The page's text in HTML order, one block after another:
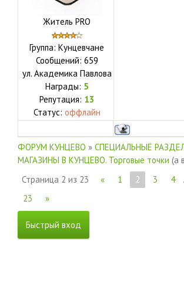
Житель PRO
Группа: Кунцевчане
Сообщений: 659
ул. Академика Павлова
Награды: 5
Репутация: 13
Статус: оффлайн
ФОРУМ КУНЦЕВО » СПЕЦИАЛЬНЫЕ
МАГАЗИНЫ В КУНЦЕВО. Торговые точки (а
Страница 2 из 23 « 1 2 3 4
23
»